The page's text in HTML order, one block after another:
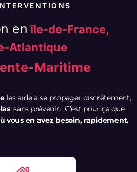
enîle-de-France,
Atlantique
Maritime
les aide à se propager discrètement,
, sans prévenir. C’est pour ça que
vous en avez besoin, rapidement.